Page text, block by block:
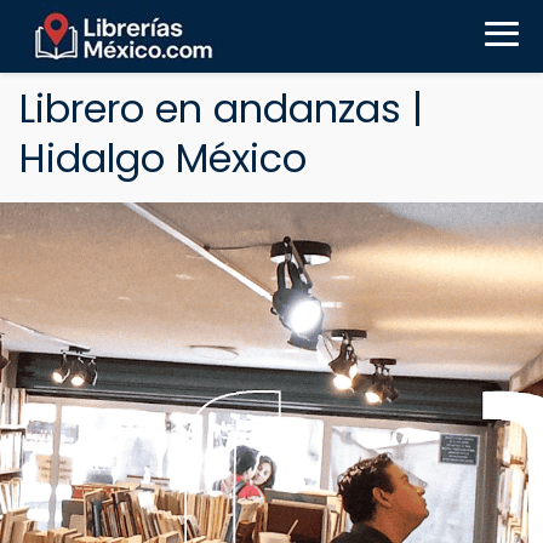
Librero en andanzas |
Hidalgo México